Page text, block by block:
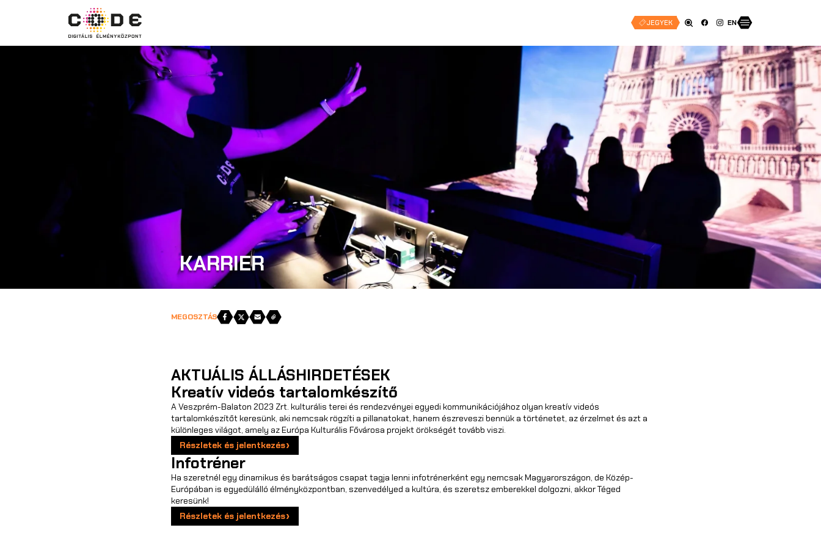
JEGYEK EN
KARRIER
Megosztás
MEGOSZTÁS
AKTUÁLIS ÁLLÁSHIRDETÉSEK
Kreatív videós tartalomkészítő
A Veszprém-Balaton 2023 Zrt. kulturális terei és rendezvényei egyedi kommunikációjához olyan kreatív videós
tartalomkészítőt keresünk, aki nemcsak rögzíti a pillanatokat, hanem észreveszi bennük a történetet, az érzelmet és azt a
különleges világot, amely az Európa Kulturális Fővárosa projekt örökségét tovább viszi.
Részletek és jelentkezés
Infotréner
Ha szeretnél egy dinamikus és barátságos csapat tagja lenni infotrénerként egy nemcsak Magyarországon, de Közép-
Európában is egyedülálló élményközpontban, szenvedélyed a kultúra, és szeretsz emberekkel dolgozni, akkor Téged
keresünk!
Részletek és jelentkezés